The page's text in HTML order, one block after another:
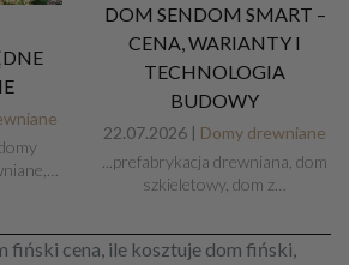
DOM SENDOM SMART –
CENA, WARIANTY I
TECHNOLOGIA
BUDOWY
22.07.2026 | Domy drewniane
...prefabrykacja drewniana, dom
szkieletowy, dom z…
fiński cena, ile kosztuje dom fiński,